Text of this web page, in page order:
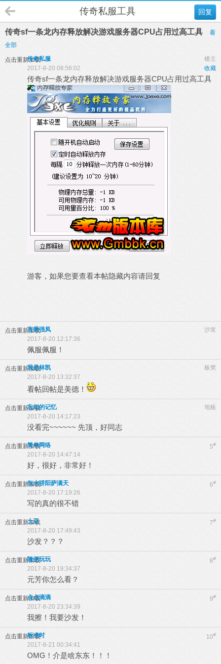
回复
传奇私服工具
传奇sf一条龙内存释放解决游戏服务器CPU占用过高工具
看
全部
点击重新加载 楼主
传奇私服
收藏
2017-8-20 08:56:02
传奇sf一条龙内存释放解决游戏服务器CPU占用过高工具
游客，如果您要查看本帖隐藏内容请回复
点击重新加载 沙发
言秉强凤
2017-8-20 12:17:36
佩服佩服！
点击重新加载 板凳
我是林凯
2017-8-20 13:32:37
看帖回帖是美德！
点击重新加载 地板
忘却的记忆
2017-8-20 14:17:23
没看完~~~~~~ 先顶，好同志
点击重新加载 5#
简单网络
2017-8-20 14:47:14
好，很好，非常好！
点击重新加载 6#
似水骄阳萨满天
2017-8-20 17:19:26
写的真的很不错
点击重新加载 7#
土豆
2017-8-20 17:49:43
沙发？？？
点击重新加载 8#
随便玩玩
2017-8-20 19:34:37
元芳你怎么看？
点击重新加载 9#
点点滴滴
2017-8-20 23:34:39
我擦！我要沙发！
点击重新加载 10#
标准时
2017-8-21 00:34:41
OMG！介是啥东东！！！